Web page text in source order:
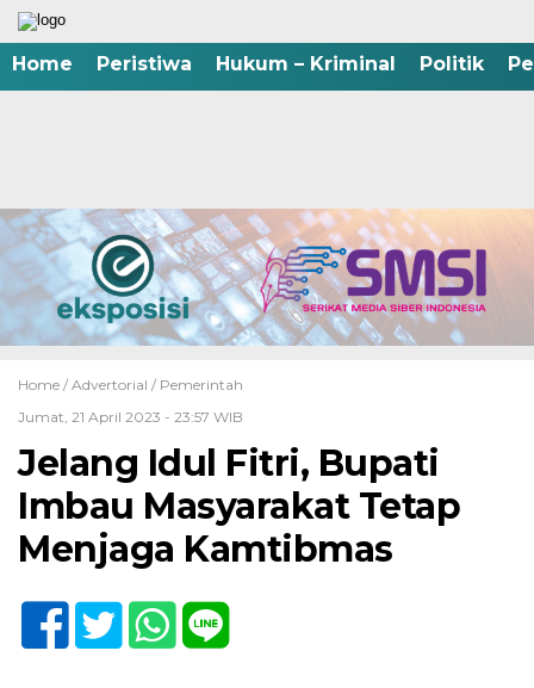
Home Peristiwa Hukum – Kriminal Politik
Home / Advertorial / Pemerintah
Jumat, 21 April 2023 - 23:57 WIB
Jelang Idul Fitri, Bupati
Imbau Masyarakat Tetap
Menjaga Kamtibmas